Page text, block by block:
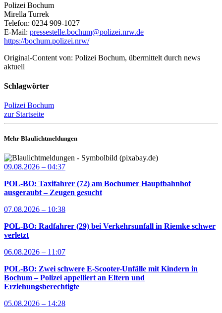
Polizei Bochum
Mirella Turrek
Telefon: 0234 909-1027
E-Mail: pressestelle.bochum@polizei.nrw.de
https://bochum.polizei.nrw/
Original-Content von: Polizei Bochum, übermittelt durch news
aktuell
Schlagwörter
Polizei Bochum
zur Startseite
Mehr Blaulichtmeldungen
09.08.2026 – 04:37
POL-BO: Taxifahrer (72) am Bochumer Hauptbahnhof
ausgeraubt – Zeugen gesucht
07.08.2026 – 10:38
POL-BO: Radfahrer (29) bei Verkehrsunfall in Riemke schwer
verletzt
06.08.2026 – 11:07
POL-BO: Zwei schwere E-Scooter-Unfälle mit Kindern in
Bochum – Polizei appelliert an Eltern und
Erziehungsberechtigte
05.08.2026 – 14:28